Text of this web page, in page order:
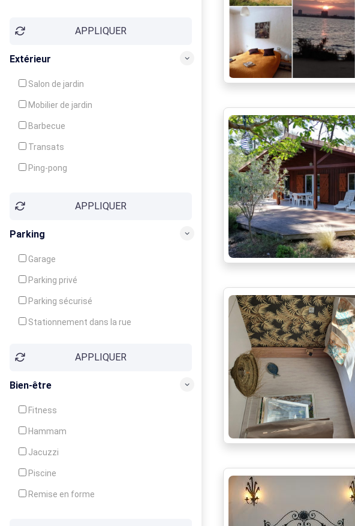
Balcon / Terrasse
APPLIQUER
Extérieur
Salon de jardin
Mobilier de jardin
Barbecue
Transats
Ping-pong
Jeux d'enfantsAPPLIQUER
Parking
Garage
Parking privé
Parking sécurisé
Stationnement dans la rue
APPLIQUER
Bien-être
Fitness
Hammam
Jacuzzi
Piscine
Remise en forme